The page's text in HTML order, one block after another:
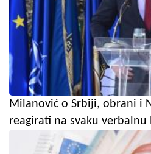
Milanović o Srbiji, obrani i
reagirati na svaku verbalnu